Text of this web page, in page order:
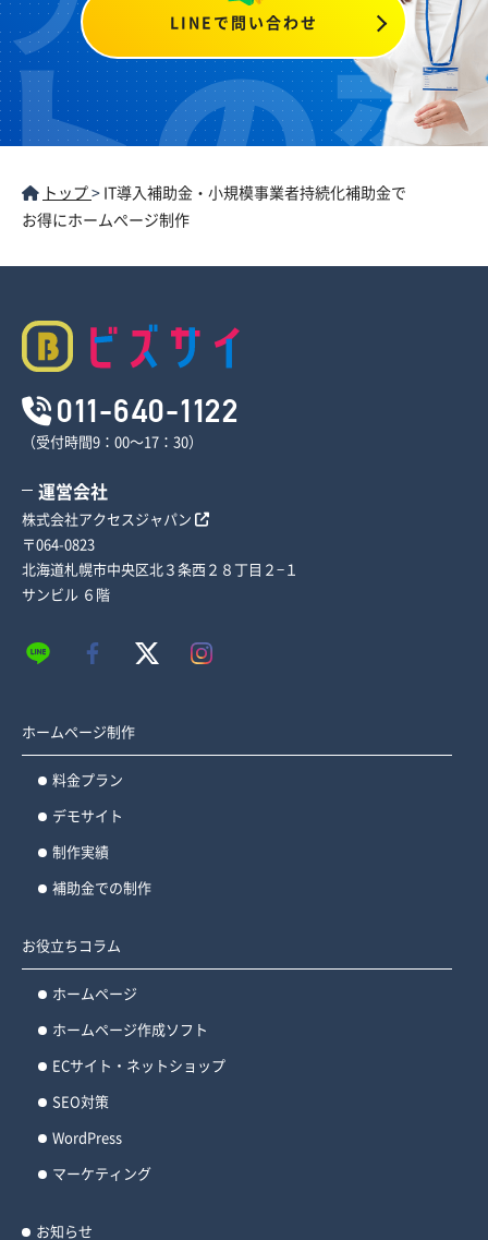
LINEで問い合わせ
トップ> IT導入補助金・小規模事業者持続化補助金で
お得にホームぺージ制作
011-640-1122
（受付時間9：00～17：30）
運営会社
株式会社アクセスジャパン
〒064-0823
北海道札幌市中央区北３条西２８丁目２−１
サンビル ６階
ホームページ制作
料金プラン
デモサイト
制作実績
補助金での制作
お役立ちコラム
ホームページ
ホームページ作成ソフト
ECサイト・ネットショップ
SEO対策
WordPress
マーケティング
お知らせ